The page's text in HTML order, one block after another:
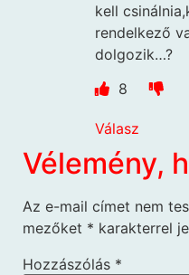
kell
rendelkező
dolgozik…?
8
Válasz
Vélemény,
Az e-mail címet nem
mezőket * karakterrel
Hozzászólás *